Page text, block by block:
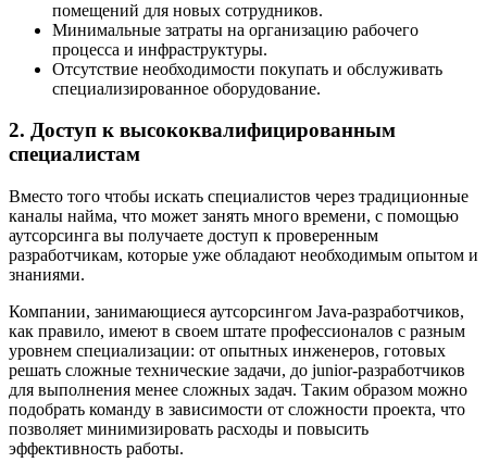
помещений для новых сотрудников.
Минимальные затраты на организацию рабочего
процесса и инфраструктуры.
Отсутствие необходимости покупать и обслуживать
специализированное оборудование.
2. Доступ к высококвалифицированным
специалистам
Вместо того чтобы искать специалистов через традиционные
каналы найма, что может занять много времени, с помощью
аутсорсинга вы получаете доступ к проверенным
разработчикам, которые уже обладают необходимым опытом и
знаниями.
Компании, занимающиеся аутсорсингом Java-разработчиков,
как правило, имеют в своем штате профессионалов с разным
уровнем специализации: от опытных инженеров, готовых
решать сложные технические задачи, до junior-разработчиков
для выполнения менее сложных задач. Таким образом можно
подобрать команду в зависимости от сложности проекта, что
позволяет минимизировать расходы и повысить
эффективность работы.